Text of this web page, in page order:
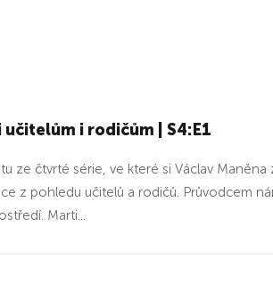
i rodičům | S4:E1
ze čtvrté série, ve které si Václav
z pohledu učitelů a rodičů. Průvodcem
Marti...